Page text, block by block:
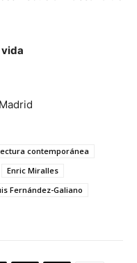
vida
contemporánea
Enric Miralles
Fernández-Galiano